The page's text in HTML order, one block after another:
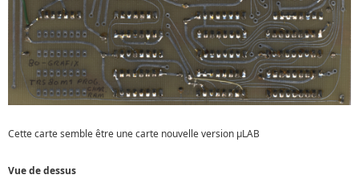
Cette carte semble être une carte nouvelle version µLAB
Vue de dessus